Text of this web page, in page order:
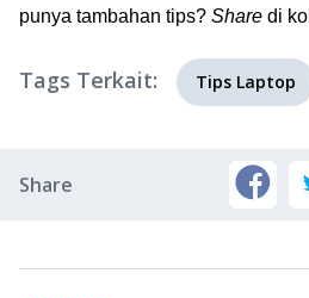
punya tambahan tips? Share di
Tags Terkait: Tips Laptop
Share